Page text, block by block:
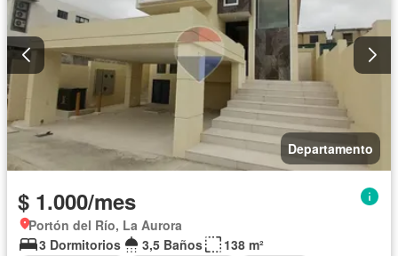
Departamento
$ 1.000/mes
Portón del Río, La Aurora
3 Dormitorios
3,5 Baños
138 m²